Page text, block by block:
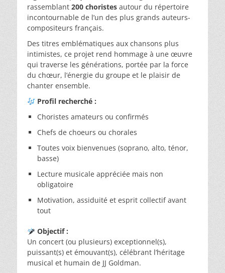
rassemblant 200 choristes autour du répertoire
incontournable de l’un des plus grands auteurs-
compositeurs français.
Des titres emblématiques aux chansons plus
intimistes, ce projet rend hommage à une œuvre
qui traverse les générations, portée par la force
du chœur, l’énergie du groupe et le plaisir de
chanter ensemble.
Profil recherché :
Choristes amateurs ou confirmés
Chefs de choeurs ou chorales
Toutes voix bienvenues (soprano, alto, ténor,
basse)
Lecture musicale appréciée mais non
obligatoire
Motivation, assiduité et esprit collectif avant
tout
Objectif :
Un concert (ou plusieurs) exceptionnel(s),
puissant(s) et émouvant(s), célébrant l’héritage
musical et humain de JJ Goldman.